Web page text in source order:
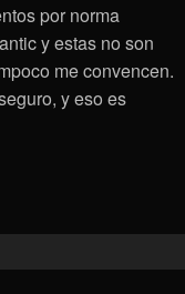
por norma
y estas no son
me convencen.
y eso es